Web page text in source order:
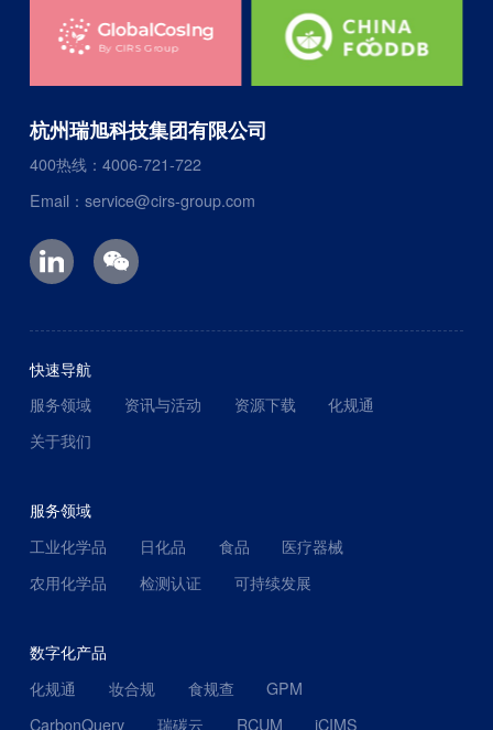
杭州瑞旭科技集团有限公司
400热线：4006-721-722
Email：service@cirs-group.com
快速导航
服务领域
资讯与活动 资源下载
化规通
关于我们
服务领域
工业化学品
日化品 食品
医疗器械
农用化学品
检测认证 可持续发展
数字化产品
化规通
妆合规 食规查
GPM
CarbonQuery
瑞碳云 RCUM iCIMS